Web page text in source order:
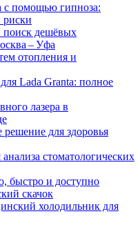
с помощью гипноза:
поиск дешёвых
– Уфа
отопления и
Lada Granta: полное
лазера в
для здоровья
стоматологических
быстро и доступно
скачок
холодильник для